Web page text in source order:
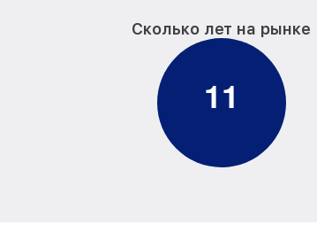
Сколько лет на рынке
11